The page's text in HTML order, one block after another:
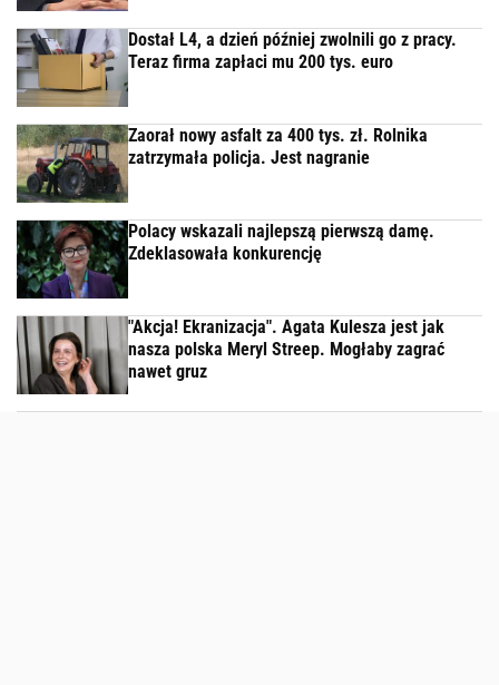
Dostał L4, a dzień później zwolnili go z pracy.
Teraz firma zapłaci mu 200 tys. euro
Zaorał nowy asfalt za 400 tys. zł. Rolnika
zatrzymała policja. Jest nagranie
Polacy wskazali najlepszą pierwszą damę.
Zdeklasowała konkurencję
"Akcja! Ekranizacja". Agata Kulesza jest jak
nasza polska Meryl Streep. Mogłaby zagrać
nawet gruz